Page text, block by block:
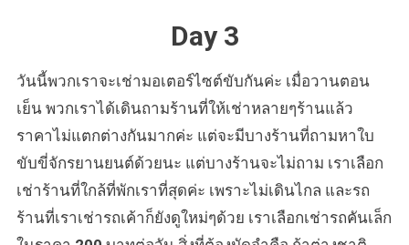
Day 3
วันนี้พวกเราจะเช่ามอเตอร์ไซต์ขับกันค่ะ เมื่อวานตอน
เย็น พวกเราได้เดินถามร้านที่ให้เช่าหลายๆร้านแล้ว
ราคาไม่แตกต่างกันมากค่ะ แต่จะมีบางร้านที่ถามหาใบ
ขับขี่จักรยานยนต์ด้วยนะ แต่บางร้านจะไม่ถาม เราเลือก
เช่าร้านที่ใกล้ที่พักเราที่สุดค่ะ เพราะไม่เดินไกล และรถ
ร้านที่เราเช่ารถเค้าก็ยังดูใหม่ๆด้วย เราเลือกเช่ารถคันเล็ก